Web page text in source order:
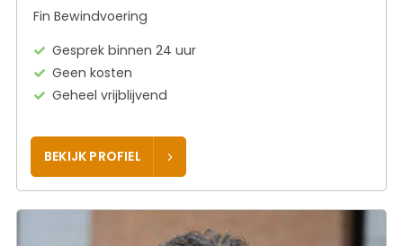
Fin Bewindvoering
Gesprek binnen 24 uur
Geen kosten
Geheel vrijblijvend
BEKIJK PROFIEL